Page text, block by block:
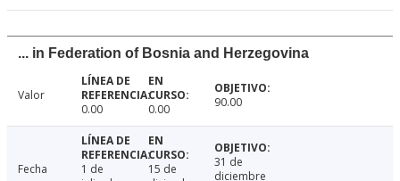
... in Federation of Bosnia and Herzegovina
Valor
0.00
0.00 90.00
Fecha
1 de
15 de
31 de
diciembre